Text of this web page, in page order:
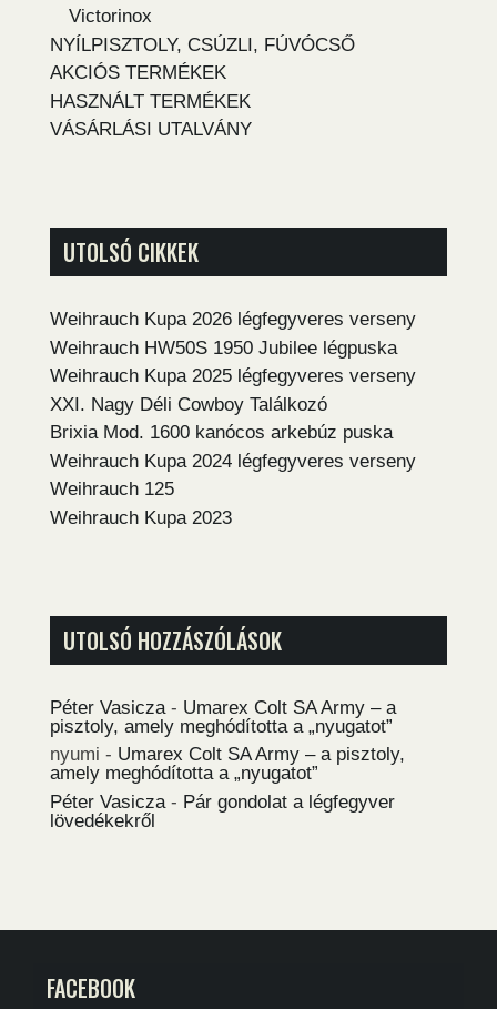
Victorinox
NYÍLPISZTOLY, CSÚZLI, FÚVÓCSŐ
AKCIÓS TERMÉKEK
HASZNÁLT TERMÉKEK
VÁSÁRLÁSI UTALVÁNY
UTOLSÓ CIKKEK
Weihrauch Kupa 2026 légfegyveres verseny
Weihrauch HW50S 1950 Jubilee légpuska
Weihrauch Kupa 2025 légfegyveres verseny
XXI. Nagy Déli Cowboy Találkozó
Brixia Mod. 1600 kanócos arkebúz puska
Weihrauch Kupa 2024 légfegyveres verseny
Weihrauch 125
Weihrauch Kupa 2023
UTOLSÓ HOZZÁSZÓLÁSOK
Péter Vasicza - Umarex Colt SA Army – a
pisztoly, amely meghódította a „nyugatot”
nyumi - Umarex Colt SA Army – a pisztoly,
amely meghódította a „nyugatot”
Péter Vasicza - Pár gondolat a légfegyver
lövedékekről
FACEBOOK